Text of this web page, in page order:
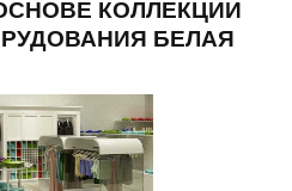
КОЛЛЕКЦИИ
БЕЛАЯ